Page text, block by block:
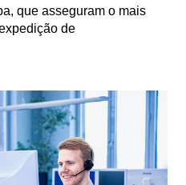
que asseguram o mais
de